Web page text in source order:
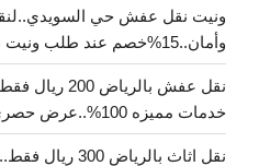
ونيت نقل عفش حي
وأمان..15%خصم عند طلب ونيت نقل عفش حي السويدي
نقل عفش
خدمات مميزه 100%..عرض حصري
نقل اثاث